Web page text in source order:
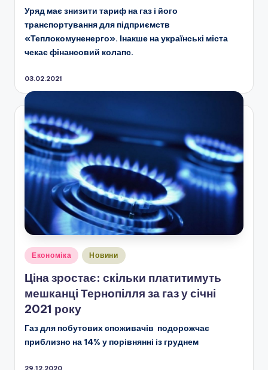
Уряд має знизити тариф на газ і його
транспортування для підприємств
«Теплокомуненерго». Інакше на українські міста
чекає фінансовий колапс.
03.02.2021
Опубліковано
Економіка Новини
Ціна зростає: скільки платитимуть
мешканці Тернопілля за газ у січні
2021 року
Газ для побутових споживачів подорожчає
приблизно на 14% у порівнянні із груднем
29.12.2020